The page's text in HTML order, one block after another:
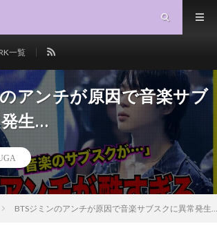
一覧
アンチが原因で音楽サブ
生…
BTSジミンのアンチが原因で音楽サブスクに異常発生…